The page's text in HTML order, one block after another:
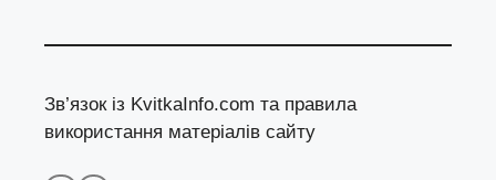
Зв’язок із KvitkaInfo.com та правила
використання матеріалів сайту